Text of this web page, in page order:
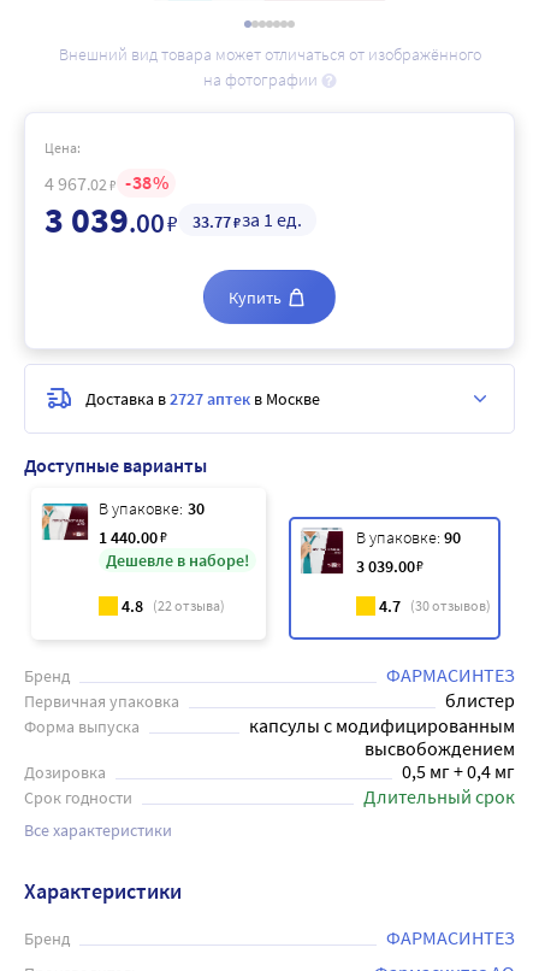
Внешний вид товара может отличаться от изображённого
на фотографии
Доступные варианты
В упаковке: 30
1 440.00₽
Дешевле в наборе!
4.8 (22отзыва)
В упаковке: 90
3 039.00₽
4.7 (30отзывов)
Бренд ФАРМАСИНТЕЗ
Первичная упаковка блистер
Форма выпуска
капсулы с модифицированным
высвобождением
Дозировка 0,5 мг + 0,4 мг
Срок годности Длительный срок
Все характеристики
Цена:
4 967.02 ₽ 38
3 039.00₽ 33.77₽за 1 ед.
Купить
Доставка в2727 аптек в Москве
Характеристики
Бренд ФАРМАСИНТЕЗ